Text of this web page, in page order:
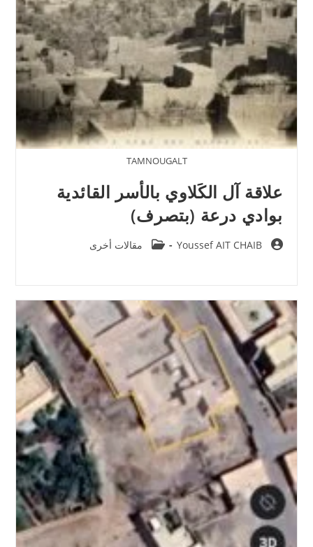
TAMNOUGALT
علاقة آل الكَلاوي بالأسر القائدية
بوادي درعة (بتصرف)
Post
Youssef AIT CHAIB
Post
مقالات أخرى